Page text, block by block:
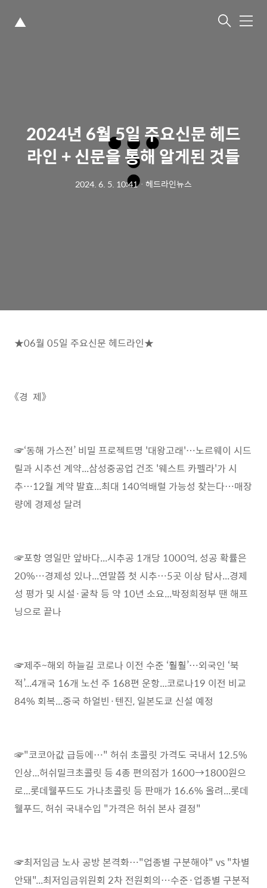
▲ 메
2024년 6월 5일 주요신문 헤드
라인 + 신문을 통해 알게된 것들
2024. 6. 5. 10:41ㆍ 헤드라인뉴스
★06월 05일 주요신문 헤드라인★
《경 제》
☞‘동해 가스전’ 비밀 프로젝트명 '대왕고래'…노르웨이 시드
릴과 시추선 계약...삼성중공업 건조 '웨스트 카펠라'가 시
추…12월 계약 발효...최대 140억배럴 가능성 찾는다…매장
량에 경제성 달려
☞포항 영일만 앞바다...시추공 1개당 1000억, 성공 확률은
20%…경제성 있나...연말쯤 첫 시추…5곳 이상 탐사...경제
성 평가 및 시설·굴착 등 약 10년 소요...박정희정부 땐 해프
닝으로 끝나
☞제주~해외 하늘길 코로나 이전 수준 ‘훨훨’…외국인 ‘북
적’...4개국 16개 노선 주 168편 운항...코로나19 이전 비교
84% 회복...중국 하얼빈·텐진, 일본도쿄 신설 예정
☞"코코아값 급등에…" 허쉬 초콜릿 가격도 국내서 12.5%
인상...허쉬밀크초콜릿 등 4종 편의점가 1600→1800원으
로...롯데웰푸드도 가나초콜릿 등 판매가 16.6% 올려...롯데
웰푸드, 허쉬 국내수입 "가격은 허쉬 본사 결정"
☞최저임금 노사 공방 본격화…"업종별 구분해야" vs "차별
안돼"...최저임금위원회 2차 전원회의…수준·업종별 구분적